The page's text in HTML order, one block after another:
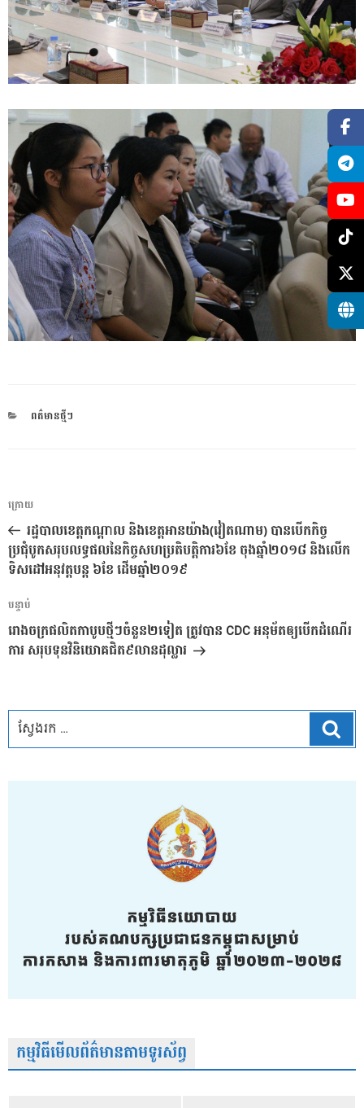
CATEGORIES
ពត៌មានថ្មីៗ
ការ​
នាំទិស​
ប្រកាស
អត្ថបទ
មុន
ក្រោយ
រដ្ឋបាលខេត្តកណ្តាល និងខេត្តអានយ៉ាង(វៀតណាម) បានបើកកិច្ច
ប្រជុំបូកសរុបលទ្ធផលនៃកិច្ចសហប្រតិបត្តិការ៦ខែ ចុងឆ្នាំ២០១៨ និងលើក
ទិសដៅអនុវត្តបន្ត ៦ខែ ដើមឆ្នាំ២០១៩
អត្ថបទ
បន្ទាប់
បន្ទាប់
រោងចក្រផលិតកាបូបថ្មីៗចំនួន២ទៀត ត្រូវបាន CDC អនុម័តឲ្យបើកដំណើរ
ការ សរុបទុនវិនិយោគជិត៩លានដុល្លារ
កម្មវិធីមើលព័ត៌មានតាមទូរស័ព្វ